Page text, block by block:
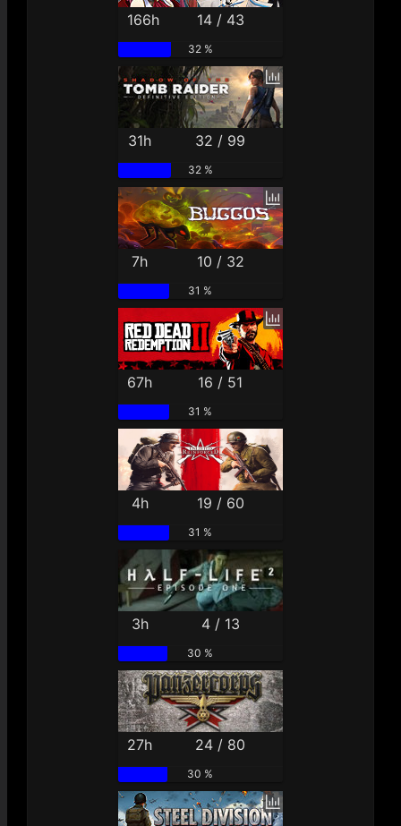
166h 14 / 43
32 %
31h 32 / 99
32 %
7h 10 / 32
31 %
67h 16 / 51
31 %
4h 19 / 60
31 %
3h 4 / 13
30 %
27h 24 / 80
30 %